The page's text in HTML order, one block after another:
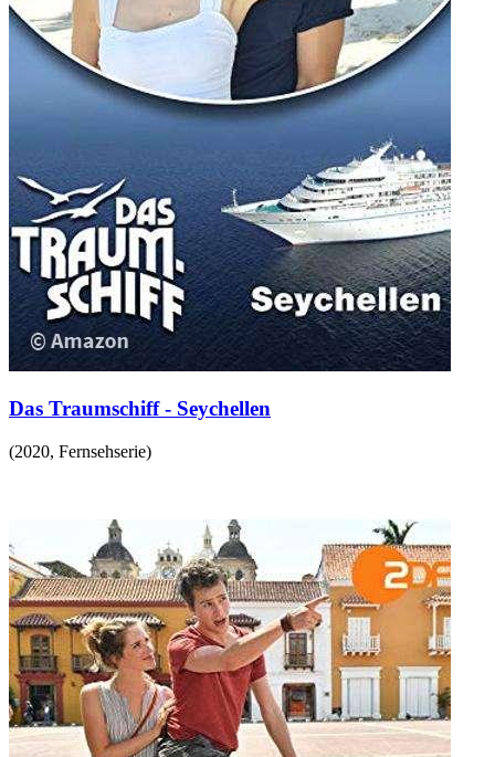
Das Traumschiff - Seychellen
(2020, Fernsehserie)